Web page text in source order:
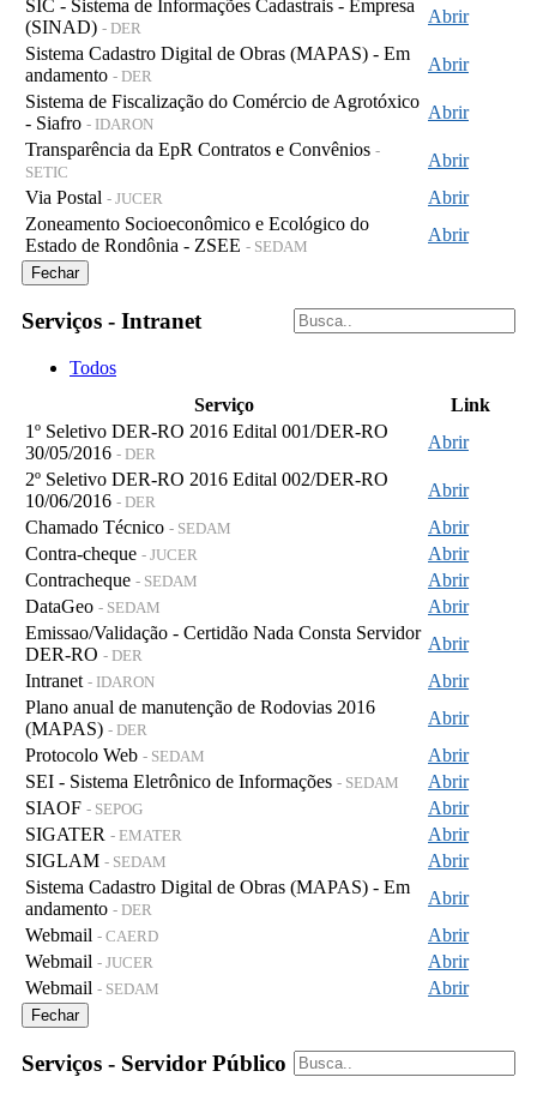
SIC - Sistema de Informações Cadastrais - Empresa
(SINAD) - DER
Abrir
Sistema Cadastro Digital de Obras (MAPAS) - Em
andamento - DER
Abrir
Sistema de Fiscalização do Comércio de Agrotóxico
- Siafro - IDARON
Abrir
Transparência da EpR Contratos e Convênios -
SETIC
Abrir
Via Postal - JUCER
Abrir
Zoneamento Socioeconômico e Ecológico do
Estado de Rondônia - ZSEE - SEDAM
Abrir
Fechar
Serviços - Intranet
Todos
Serviço
Link
1º Seletivo DER-RO 2016 Edital 001/DER-RO
30/05/2016 - DER
Abrir
2º Seletivo DER-RO 2016 Edital 002/DER-RO
10/06/2016 - DER
Abrir
Chamado Técnico - SEDAM
Abrir
Contra-cheque - JUCER
Abrir
Contracheque - SEDAM
Abrir
DataGeo - SEDAM
Abrir
Emissao/Validação - Certidão Nada Consta Servidor
DER-RO - DER
Abrir
Intranet - IDARON
Abrir
Plano anual de manutenção de Rodovias 2016
(MAPAS) - DER
Abrir
Protocolo Web - SEDAM
Abrir
SEI - Sistema Eletrônico de Informações - SEDAM
Abrir
SIAOF - SEPOG
Abrir
SIGATER - EMATER
Abrir
SIGLAM - SEDAM
Abrir
Sistema Cadastro Digital de Obras (MAPAS) - Em
andamento - DER
Abrir
Webmail - CAERD
Abrir
Webmail - JUCER
Abrir
Webmail - SEDAM Abrir
Fechar
Serviços - Servidor Público